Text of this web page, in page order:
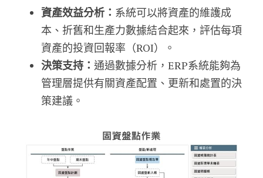
資產效益分析： 系統可以將資產的維護成
本、折舊和生產力數據結合起來，評估每項
資產的投資回報率（ROI）。
決策支持： 通過數據分析，ERP系統能夠為
管理層提供有關資產配置、更新和處置的決
策建議。